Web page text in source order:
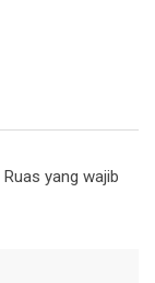
Ruas yang wajib